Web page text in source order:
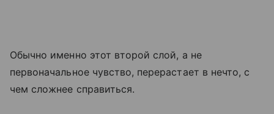
Обычно именно этот второй слой, а не
первоначальное чувство, перерастает в нечто, с
чем сложнее справиться.